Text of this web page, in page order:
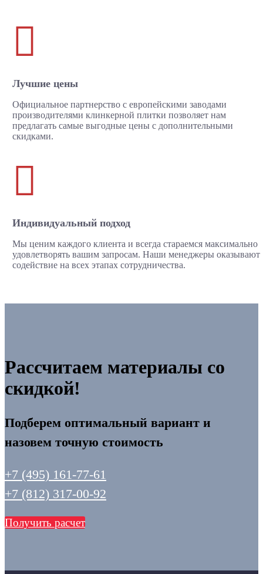

Лучшие цены
Официальное партнерство с европейскими заводами
производителями клинкерной плитки позволяет нам
предлагать самые выгодные цены с дополнительными
скидками.

Индивидуальный подход
Мы ценим каждого клиента и всегда стараемся максимально
удовлетворять вашим запросам. Наши менеджеры оказывают
содействие на всех этапах сотрудничества.
Рассчитаем материалы со
скидкой!
Подберем оптимальный вариант и
назовем точную стоимость
+7 (495) 161-77-61
+7 (812) 317-00-92
Получить расчет